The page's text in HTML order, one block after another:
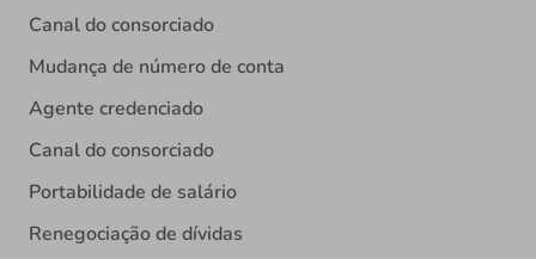
Canal do consorciado
Mudança de número de conta
Agente credenciado
Canal do consorciado
Portabilidade de salário
Renegociação de dívidas